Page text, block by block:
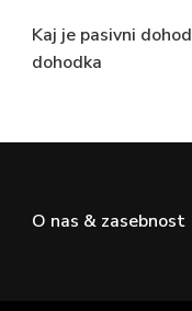
Kaj je pasivni
dohodka
O nas & zasebnost